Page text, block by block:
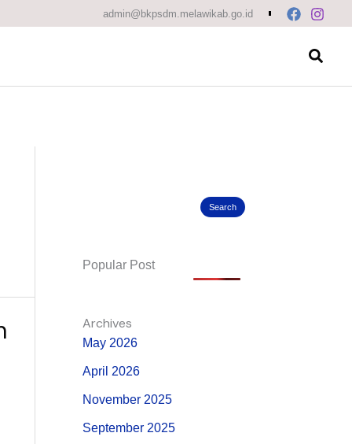
admin@bkpsdm.melawikab.go.id
Search
Popular Post
Archives
May 2026
April 2026
November 2025
September 2025